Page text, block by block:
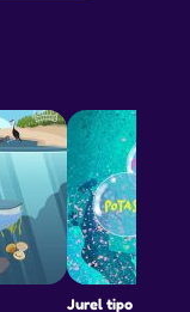
Jurel tipo salmón